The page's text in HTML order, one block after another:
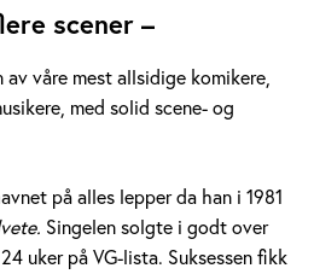
scener –
av våre mest allsidige komikere,
med solid scene- og
på alles lepper da han i 1981
Singelen solgte i godt over
uker på VG-lista. Suksessen fikk